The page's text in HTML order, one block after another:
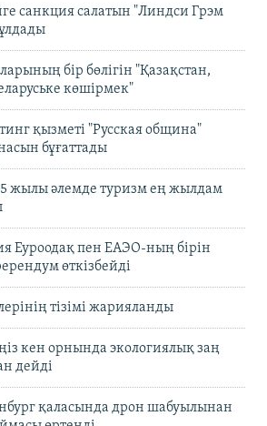
санкция салатын "Линдси Грэм
бір бөлігін "Қазақстан,
көшірмек"
қызметі "Русская община"
бұғаттады
жылы әлемде туризм ең жылдам
Еуроодақ пен ЕАЭО-ның бірін
өткізбейді
тізімі жарияланды
кен орнында экологиялық заң
дейді
қаласында дрон шабуылынан